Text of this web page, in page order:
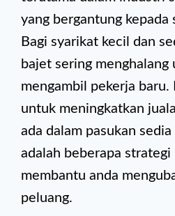
yang bergantung kepada
Bagi syarikat kecil dan
bajet sering menghalang
mengambil pekerja baru.
untuk meningkatkan
ada dalam pasukan
adalah beberapa
membantu anda
peluang.